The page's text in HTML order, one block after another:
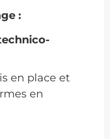
:
en place et
en